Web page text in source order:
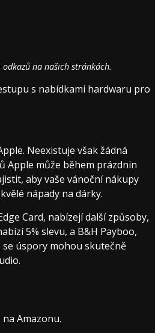
na našich stránkách.
s nabídkami hardwaru pro
Neexistuje však žádná
Apple může během prázdnin
aby vaše vánoční nákupy
nápady na dárky.
Card, nabízejí další způsoby,
5% slevu, a B&H Payboo,
úspory mohou skutečně
Amazonu.